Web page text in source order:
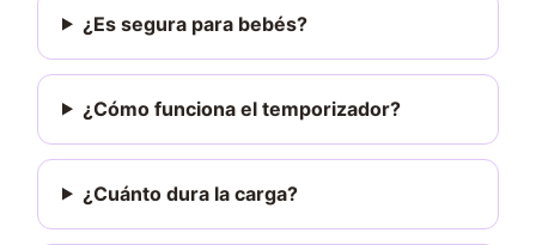
¿Es segura para bebés?
¿Cómo funciona el temporizador?
¿Cuánto dura la carga?